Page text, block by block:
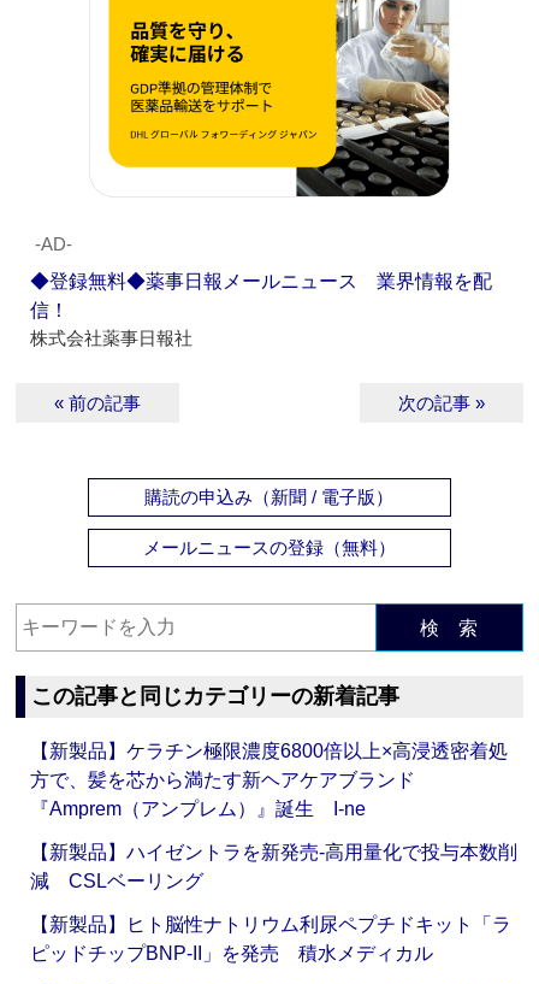
‐AD‐
◆登録無料◆薬事日報メールニュース 業界情報を配
信！
株式会社薬事日報社
« 前の記事 次の記事 »
購読の申込み（新聞 / 電子版）
メールニュースの登録（無料）
検 索
この記事と同じカテゴリーの新着記事
【新製品】ケラチン極限濃度6800倍以上×高浸透密着処
方で、髪を芯から満たす新ヘアケアブランド
『Amprem（アンプレム）』誕生 I-ne
【新製品】ハイゼントラを新発売‐高用量化で投与本数削
減 CSLベーリング
【新製品】ヒト脳性ナトリウム利尿ペプチドキット「ラ
ピッドチップBNP-II」を発売 積水メディカル